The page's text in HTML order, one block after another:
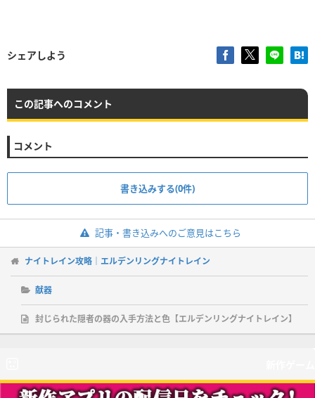
シェアしよう
この記事へのコメント
コメント
書き込みする(0件)
記事・書き込みへのご意見はこちら
ナイトレイン攻略｜エルデンリングナイトレイン
献器
封じられた隠者の器の入手方法と色【エルデンリングナイトレイン】